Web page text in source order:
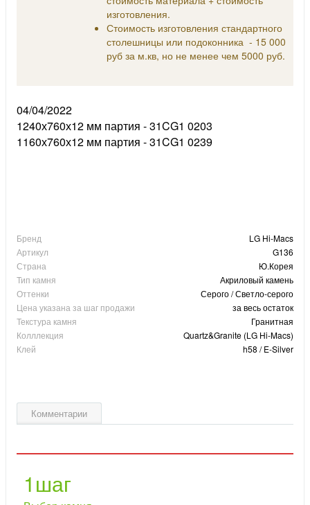
изготовления.
Стоимость изготовления стандартного
столешницы или подоконника - 15 000
руб за м.кв, но не менее чем 5000 руб.
04/04/2022
1240х760х12 мм партия - 31CG1 0203
1160х760х12 мм партия - 31CG1 0239
Бренд
LG Hi-Macs
Артикул
G136
Страна
Ю.Корея
Тип камня
Акриловый камень
Оттенки
Серого / Светло-серого
Цена указана за шаг продажи
за весь остаток
Текстура камня
Гранитная
Колллекция
Quartz&Granite (LG Hi-Macs)
Клей
h58 / E-Silver
Комментарии
1шаг